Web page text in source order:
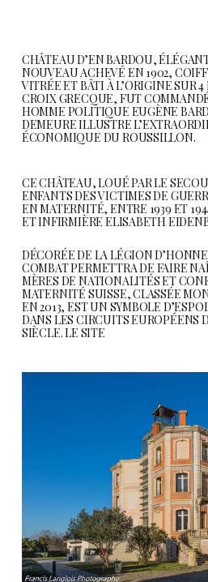
CHÂTEAU D’EN BARDOU,
NOUVEAU ACHEVÉ EN 1902,
VITRÉE ET BÂTI À L’ORIGINE SUR
CROIX GRECQUE, FUT
HOMME POLITIQUE EUGÈNE
DEMEURE ILLUSTRE
ÉCONOMIQUE DU ROUSSILLON.
CE CHÂTEAU, LOUÉ PAR LE
ENFANTS DES VICTIMES DE
EN MATERNITÉ, ENTRE 1939 ET
ET INFIRMIÈRE ELISABETH
DÉCORÉE DE LA LÉGION
COMBAT PERMETTRA DE FAIRE
MÈRES DE NATIONALITÉS ET
MATERNITÉ SUISSE, CLASSÉE
EN 2013, EST UN SYMBOLE
DANS LES CIRCUITS EUROPÉENS
SIÈCLE.LE SITE